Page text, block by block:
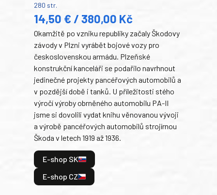
280 str.
14,50 € / 380,00 Kč
Okamžitě po vzniku republiky začaly Škodovy
závody v Plzni vyrábět bojové vozy pro
československou armádu. Plzeňské
konstrukční kanceláři se podařilo navrhnout
jedinečné projekty pancéřových automobilů a
v pozdější době i tanků. U příležitosti stého
výročí výroby obrněného automobilu PA-II
jsme si dovolili vydat knihu věnovanou vývoji
a výrobě pancéřových automobilů strojírnou
Škoda v letech 1919 až 1936.
E-shop SK
E-shop CZ